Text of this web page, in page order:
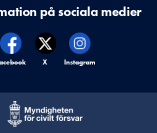
på sociala medier
på,
Krisinformation på,
X Krisinformation på,
Instagram